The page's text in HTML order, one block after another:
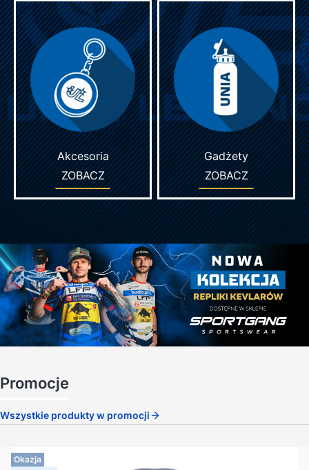
Akcesoria
ZOBACZ
Gadżety
ZOBACZ
Promocje
Wszystkie produkty w promocji
Okazja